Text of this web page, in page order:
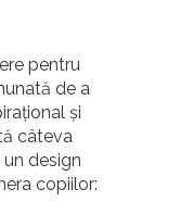
pentru
de a
și
câteva
design
copiilor: